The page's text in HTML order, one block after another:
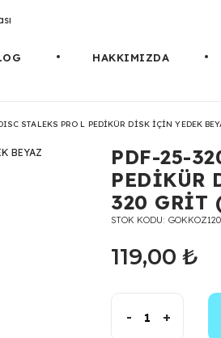
HAKKIMIZDA
STALEKS PRO L PEDİKÜR DİSK İÇİN YEDEK
PDF-25-
PEDİKÜR
320 GRİT
STOK KODU
119,00 ₺
- +